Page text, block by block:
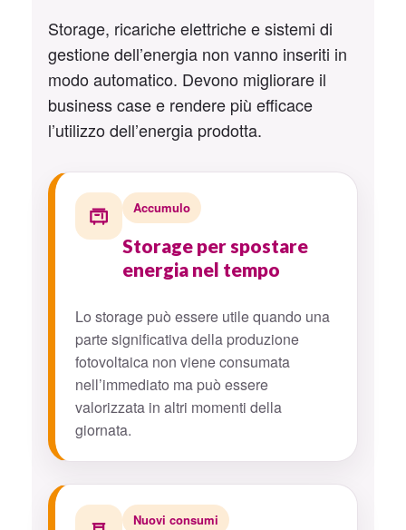
Storage, ricariche elettriche e sistemi di
gestione dell’energia non vanno inseriti in
modo automatico. Devono migliorare il
business case e rendere più efficace
l’utilizzo dell’energia prodotta.
Accumulo
Storage per spostare
energia nel tempo
Lo storage può essere utile quando una
parte significativa della produzione
fotovoltaica non viene consumata
nell’immediato ma può essere
valorizzata in altri momenti della
giornata.
Nuovi consumi